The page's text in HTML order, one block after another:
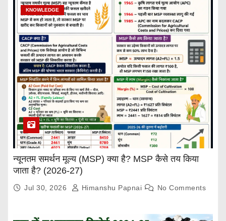
KNOWLEDGE
न्यूनतम समर्थन मूल्य (MSP) क्या है? MSP कैसे तय किया
जाता है? (2026-27)
Jul 30, 2026 Himanshu Papnai No Comments